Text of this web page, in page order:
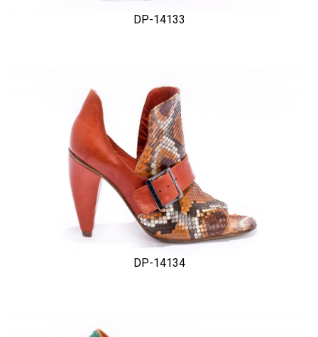
DP-14133
DP-14134